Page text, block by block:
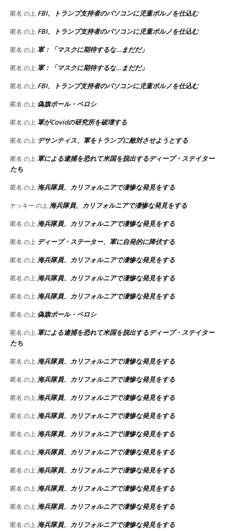
匿名 の上 FBI、トランプ支持者のパソコンに児童ポルノを仕込む
匿名 の上 FBI、トランプ支持者のパソコンに児童ポルノを仕込む
匿名 の上 軍：「マスクに期待するな…まだだ」
匿名 の上 軍：「マスクに期待するな…まだだ」
匿名 の上 FBI、トランプ支持者のパソコンに児童ポルノを仕込む
匿名 の上 偽旗ポール・ペロシ
匿名 の上 軍がCovidの研究所を破壊する
匿名 の上 デサンティス、軍をトランプに敵対させようとする
匿名 の上 軍による逮捕を恐れて米国を脱出するディープ・ステイター
たち
匿名 の上 海兵隊員、カリフォルニアで凄惨な発見をする
ナッキー の上 海兵隊員、カリフォルニアで凄惨な発見をする
匿名 の上 海兵隊員、カリフォルニアで凄惨な発見をする
匿名 の上 ディープ・ステーター、軍に自発的に降伏する
匿名 の上 海兵隊員、カリフォルニアで凄惨な発見をする
匿名 の上 海兵隊員、カリフォルニアで凄惨な発見をする
匿名 の上 海兵隊員、カリフォルニアで凄惨な発見をする
匿名 の上 偽旗ポール・ペロシ
匿名 の上 軍による逮捕を恐れて米国を脱出するディープ・ステイター
たち
匿名 の上 海兵隊員、カリフォルニアで凄惨な発見をする
匿名 の上 海兵隊員、カリフォルニアで凄惨な発見をする
匿名 の上 海兵隊員、カリフォルニアで凄惨な発見をする
匿名 の上 海兵隊員、カリフォルニアで凄惨な発見をする
匿名 の上 海兵隊員、カリフォルニアで凄惨な発見をする
匿名 の上 海兵隊員、カリフォルニアで凄惨な発見をする
匿名 の上 海兵隊員、カリフォルニアで凄惨な発見をする
匿名 の上 海兵隊員、カリフォルニアで凄惨な発見をする
匿名 の上 海兵隊員、カリフォルニアで凄惨な発見をする
匿名 の上 海兵隊員、カリフォルニアで凄惨な発見をする